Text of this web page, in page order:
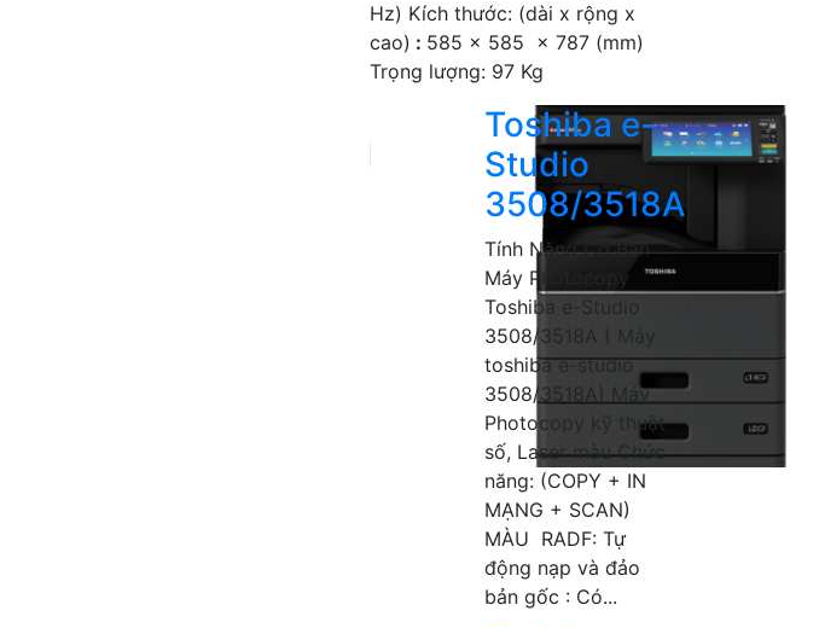
Hz) Kích thước: (dài x rộng x
cao) : 585 x 585 x 787 (mm)
Trọng lượng: 97 Kg
Toshiba e-
Studio
3508/3518A
Tính Năng Cơ Bản
Máy Photocopy
Toshiba e-Studio
3508/3518A ( Máy
toshiba e-studio
3508/3518A) Máy
Photocopy kỹ thuật
số, Laser màu Chức
năng: (COPY + IN
MẠNG + SCAN)
MÀU RADF: Tự
động nạp và đảo
bản gốc : Có...